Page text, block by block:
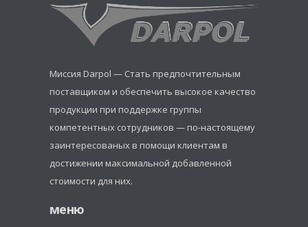
Миссия Darpol — Стать предпочтительным
поставщиком и обеспечить высокое качество
продукции при поддержке группы
компетентных сотрудников — по-настоящему
заинтересованых в помощи клиентам в
достижении максимальной добавленной
стоимости для них.
меню